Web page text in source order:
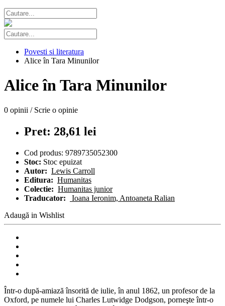
Povesti si literatura
Alice în Tara Minunilor
Alice în Tara Minunilor
0 opinii / Scrie o opinie
Pret: 28,61 lei
Cod produs: 9789735052300
Stoc: Stoc epuizat
Autor: Lewis Carroll
Editura: Humanitas
Colectie: Humanitas junior
Traducator:
Ioana Ieronim, Antoaneta Ralian
Adaugă in Wishlist
Într-o după-amiază însorită de iulie, în anul 1862, un profesor de la
Oxford, pe numele lui Charles Lutwidge Dodgson, porneşte într-o